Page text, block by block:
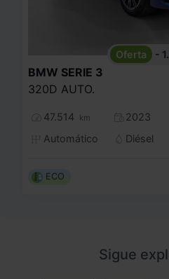
-
BMW SERIE 3
320D AUTO.
47.514 km
2023
Automático
Diésel
ECO
Sigue